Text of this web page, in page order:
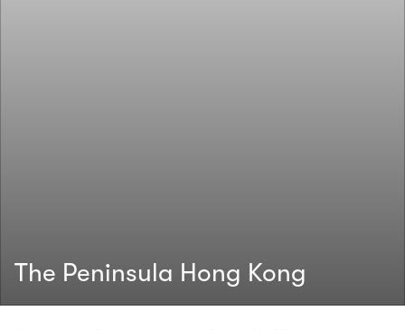
The Peninsula Hong Kong